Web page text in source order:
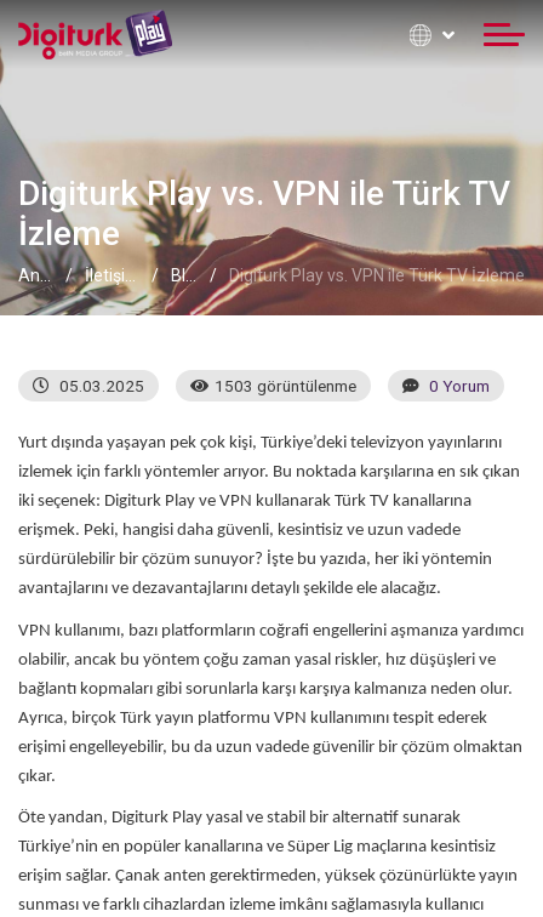
Digiturk Play vs. VPN ile Türk TV
İzleme
Anasayfa İletişim Formu Blog Digiturk Play vs. VPN ile Türk TV İzleme
05.03.2025 1503 görüntülenme 0 Yorum
Yurt dışında yaşayan pek çok kişi, Türkiye’deki televizyon yayınlarını
izlemek için farklı yöntemler arıyor. Bu noktada karşılarına en sık çıkan
iki seçenek: Digiturk Play ve VPN kullanarak Türk TV kanallarına
erişmek. Peki, hangisi daha güvenli, kesintisiz ve uzun vadede
sürdürülebilir bir çözüm sunuyor? İşte bu yazıda, her iki yöntemin
avantajlarını ve dezavantajlarını detaylı şekilde ele alacağız.
VPN kullanımı, bazı platformların coğrafi engellerini aşmanıza yardımcı
olabilir, ancak bu yöntem çoğu zaman yasal riskler, hız düşüşleri ve
bağlantı kopmaları gibi sorunlarla karşı karşıya kalmanıza neden olur.
Ayrıca, birçok Türk yayın platformu VPN kullanımını tespit ederek
erişimi engelleyebilir, bu da uzun vadede güvenilir bir çözüm olmaktan
çıkar.
Öte yandan, Digiturk Play yasal ve stabil bir alternatif sunarak
Türkiye’nin en popüler kanallarına ve Süper Lig maçlarına kesintisiz
erişim sağlar. Çanak anten gerektirmeden, yüksek çözünürlükte yayın
sunması ve farklı cihazlardan izleme imkânı sağlamasıyla kullanıcı